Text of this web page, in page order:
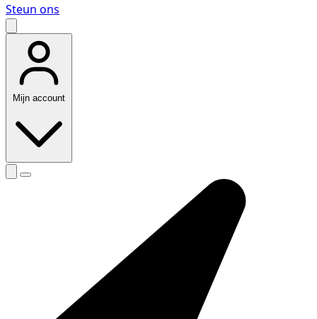
Steun ons
Mijn account